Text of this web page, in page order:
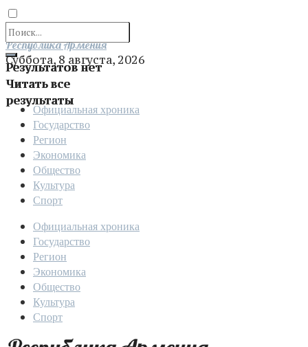
Результатов нет
Читать все
результаты
Отправить
Республика Армения
Суббота, 8 августа, 2026
Официальная хроника
Государство
Регион
Экономика
Общество
Культура
Спорт
Официальная хроника
Государство
Регион
Экономика
Общество
Культура
Спорт